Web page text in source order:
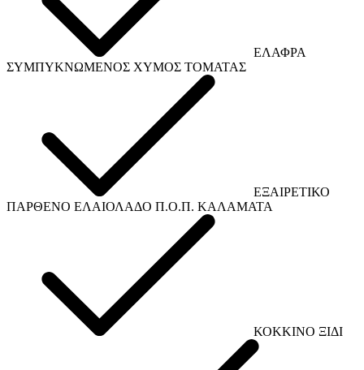
ΕΛΑΦΡΑ
ΣΥΜΠΥΚΝΩΜΕΝΟΣ ΧΥΜΟΣ ΤΟΜΑΤΑΣ
ΕΞΑΙΡΕΤΙΚΟ
ΠΑΡΘΕΝΟ ΕΛΑΙΟΛΑΔΟ Π.Ο.Π. ΚΑΛΑΜΑΤΑ
ΚΟΚΚΙΝΟ ΞΙΔΙ